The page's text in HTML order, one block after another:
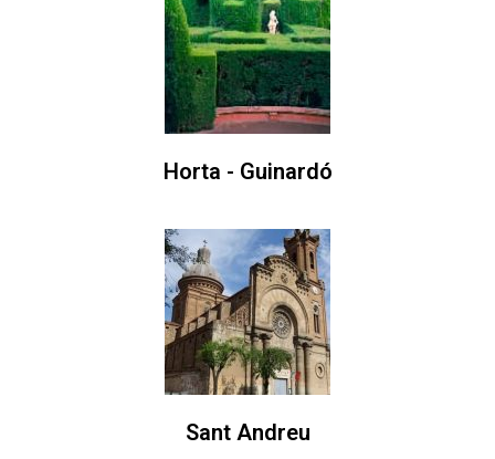
Horta - Guinardó
Sant Andreu